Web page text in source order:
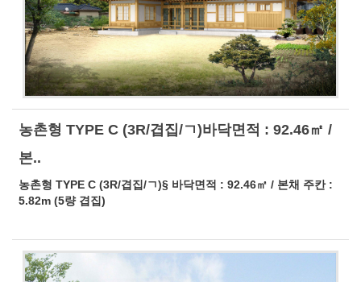
농촌형 TYPE C (3R/겹집/ㄱ)바닥면적 : 92.46㎡ /
본..
농촌형 TYPE C (3R/겹집/ㄱ)§ 바닥면적 : 92.46㎡ / 본채 주칸 :
5.82m (5량 겹집)